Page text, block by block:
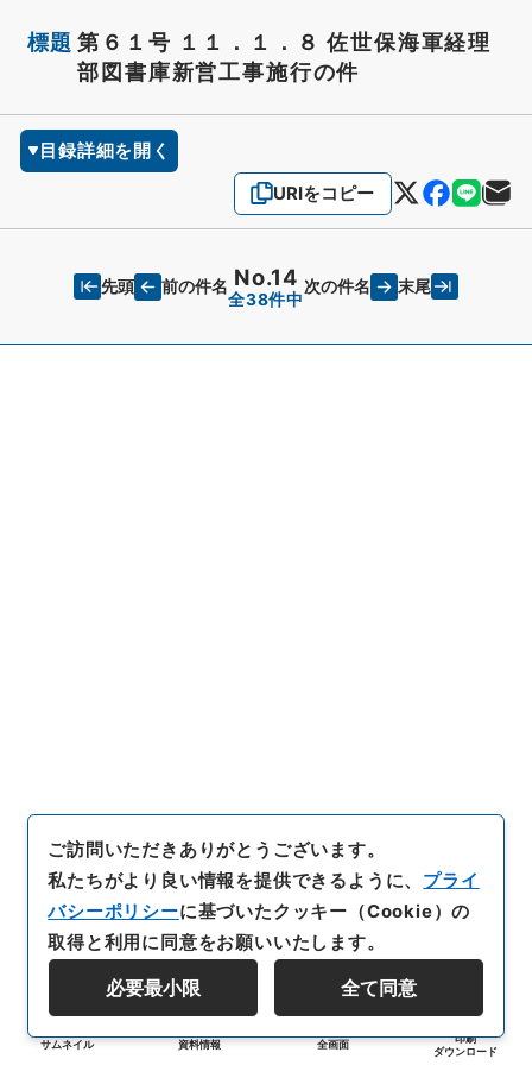
標題 第６１号 １１．１．８ 佐世保海軍経理
部図書庫新営工事施行の件
目録詳細を開く
URIをコピー
先頭 前の件名 No.14
全38件中
次の件名 末尾
サムネイル 資料情報 全画面
印刷
ダウンロード
ご訪問いただきありがとうございます。
私たちがより良い情報を提供できるように、 プライ
バシーポリシーに基づいたクッキー（Cookie）の
取得と利用に同意をお願いいたします。
必要最小限 全て同意